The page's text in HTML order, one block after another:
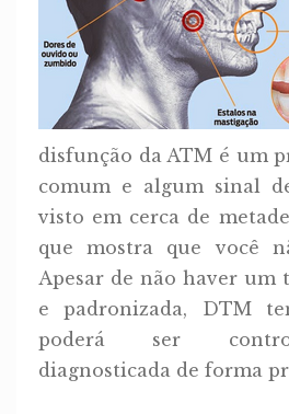
disfunção da ATM é um
comum e algum sinal
visto em cerca de
que mostra que você
Apesar de não haver um
e padronizada, DTM
poderá ser
diagnosticada de forma